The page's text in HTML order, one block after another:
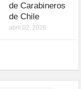
de Carabineros
de Chile
abril 02, 2026